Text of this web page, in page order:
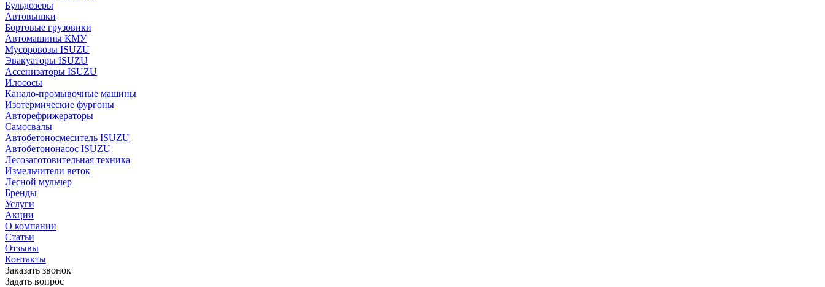
Бульдозеры
Автовышки
Бортовые грузовики
Автомашины КМУ
Мусоровозы ISUZU
Эвакуаторы ISUZU
Ассенизаторы ISUZU
Илососы
Канало-промывочные машины
Изотермические фургоны
Авторефрижераторы
Самосвалы
Автобетоносмеситель ISUZU
Автобетононасос ISUZU
Лесозаготовительная техника
Измельчители веток
Лесной мульчер
Бренды
Услуги
Акции
О компании
Статьи
Отзывы
Контакты
Заказать звонок
Задать вопрос